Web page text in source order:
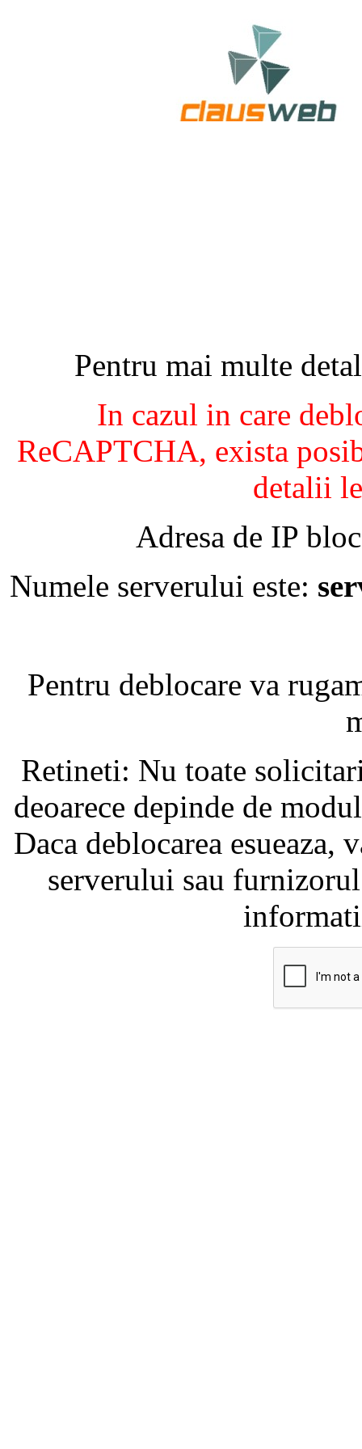
Pentru mai multe
In cazul in care
ReCAPTCHA, exista
detalii
Adresa de IP
Numele serverului este:
Pentru deblocare va
Retineti: Nu toate
deoarece depinde de
Daca deblocarea
serverului sau